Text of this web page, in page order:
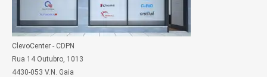
ClevoCenter - CDPN
Rua 14 Outubro, 1013
4430-053 V.N. Gaia